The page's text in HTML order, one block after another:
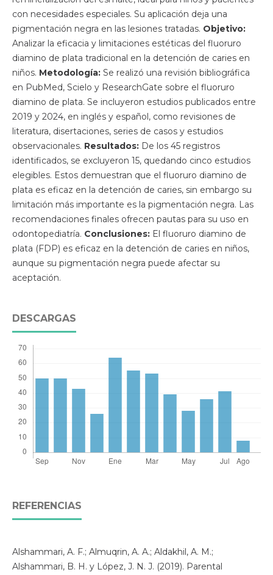
con necesidades especiales. Su aplicación deja una
pigmentación negra en las lesiones tratadas. Objetivo:
Analizar la eficacia y limitaciones estéticas del fluoruro
diamino de plata tradicional en la detención de caries en
niños. Metodología:Se realizó una revisión bibliográfica
en PubMed, Scielo y ResearchGate sobre el fluoruro
diamino de plata. Se incluyeron estudios publicados entre
2019 y 2024, en inglés y español, como revisiones de
literatura, disertaciones, series de casos y estudios
observacionales. Resultados:De los 45 registros
identificados, se excluyeron 15, quedando cinco estudios
elegibles. Estos demuestran que el fluoruro diamino de
plata es eficaz en la detención de caries, sin embargo su
limitación más importante es la pigmentación negra. Las
recomendaciones finales ofrecen pautas para su uso en
odontopediatría. Conclusiones:El fluoruro diamino de
plata (FDP) es eficaz en la detención de caries en niños,
aunque su pigmentación negra puede afectar su
aceptación.
DESCARGAS
REFERENCIAS
Alshammari, A. F.; Almuqrin, A. A.; Aldakhil, A. M.;
Alshammari, B. H. y López, J. N. J. (2019). Parental